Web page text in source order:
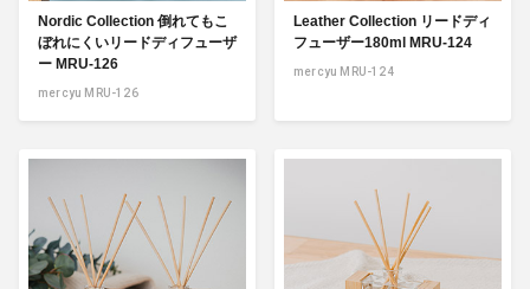
Nordic Collection 倒れてもこ
ぼれにくいリードディフューザ
ー MRU-126
mercyu MRU-126
Leather Collection リードディ
フューザー180ml MRU-124
mercyu MRU-124